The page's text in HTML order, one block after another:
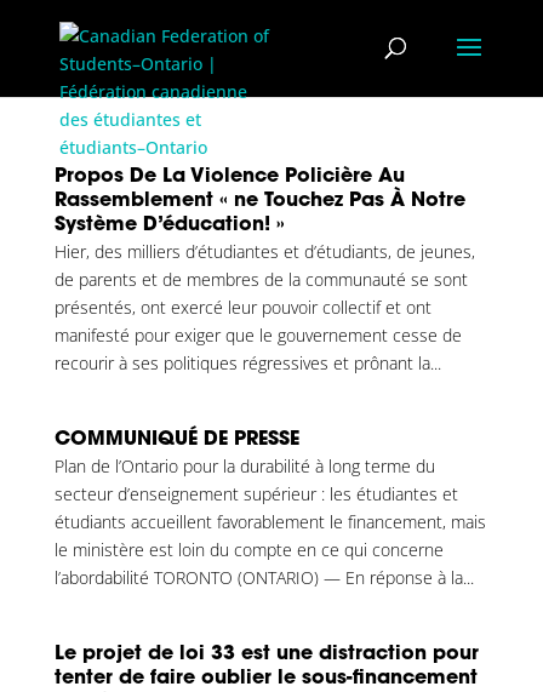
Propos De La Violence Policière Au
Rassemblement « ne Touchez Pas À Notre
Système D’éducation! »
Hier, des milliers d’étudiantes et d’étudiants, de jeunes,
de parents et de membres de la communauté se sont
présentés, ont exercé leur pouvoir collectif et ont
manifesté pour exiger que le gouvernement cesse de
recourir à ses politiques régressives et prônant la...
COMMUNIQUÉ DE PRESSE
Plan de l’Ontario pour la durabilité à long terme du
secteur d’enseignement supérieur : les étudiantes et
étudiants accueillent favorablement le financement, mais
le ministère est loin du compte en ce qui concerne
l’abordabilité TORONTO (ONTARIO) — En réponse à la...
Le projet de loi 33 est une distraction pour
tenter de faire oublier le sous-financement